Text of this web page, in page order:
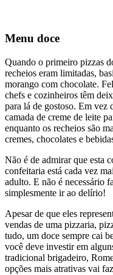
Menu doce
Quando o primeiro pizzas
recheios eram limitadas,
morango com chocolate.
chefs e cozinheiros têm
para lá de gostoso. Em vez
camada de creme de leite
enquanto os recheios são
cremes, chocolates e
Não é de admirar que esta
confeitaria está cada vez
adulto. E não é necessário
simplesmente ir ao delírio!
Apesar de que eles
vendas de uma pizzaria,
tudo, um doce sempre cai
você deve investir em
tradicional brigadeiro,
opções mais atrativas vai